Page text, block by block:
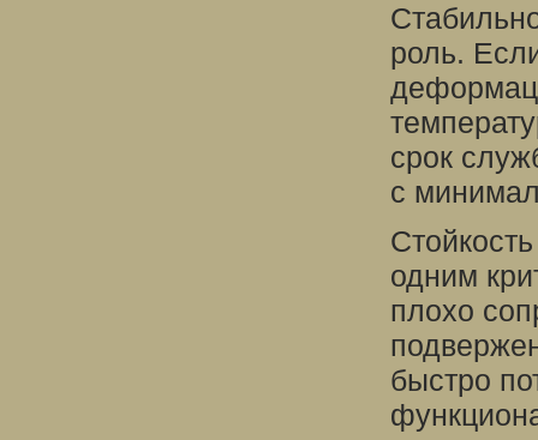
роль.
срок
с
одним
плохо
быстро